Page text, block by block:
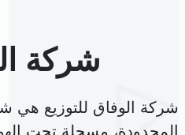
شركة
شركة الوفاق للتوزيع هي
المحدودة، مسجلة تحت